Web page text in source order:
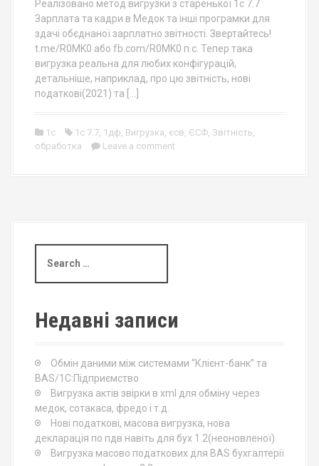
Реалізовано метод вигрузки з старенької 1с 7.7
Зарплата та кадри в Медок та інші програмки для
здачі обєднаної зарплатно звітності. Звертайтесь!
t.me/R0MK0 або fb.com/R0MK0 п.с. Тепер така
вигрузка реальна для любих конфігурацій,
детальніше, наприклад, про цю звітність, нові
податкові(2021) та […]
1c 1c 7.7, 1дф, Вигрузка, єсв, ЄСФ, Звітність,
обработка
Leave a comment
a
c
h
:
Недавні записи
Обмін даними між системами “Клієнт-банк” та
BAS/1С:Підприємство
Вигрузка актів звірки в xml для обміну через
медок, сотакаса, фредо і т.д.
Нові податкові, масова вигрузка, нова
декларація по пдв навіть для бух 1.2(неоновленої)
Вигрузка масово податкових для BAS бухгалтерії